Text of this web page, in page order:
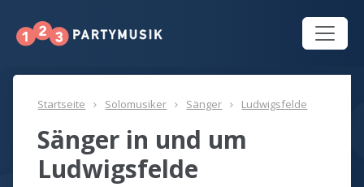
Startseite Solomusiker Sänger Ludwigsfelde
Sänger in und um
Ludwigsfelde